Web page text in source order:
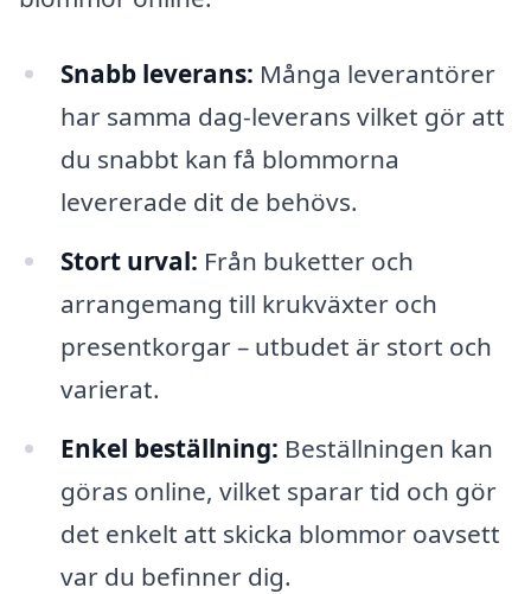
Snabb leverans: Många leverantörer
har samma dag-leverans vilket gör att
du snabbt kan få blommorna
levererade dit de behövs.
Stort urval: Från buketter och
arrangemang till krukväxter och
presentkorgar – utbudet är stort och
varierat.
Enkel beställning: Beställningen kan
göras online, vilket sparar tid och gör
det enkelt att skicka blommor oavsett
var du befinner dig.